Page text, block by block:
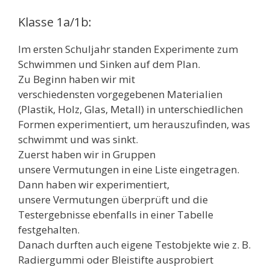
Klasse 1a/1b:
Im ersten Schuljahr standen Experimente zum
Schwimmen und Sinken auf dem Plan.
Zu Beginn haben wir mit
verschiedensten vorgegebenen Materialien
(Plastik, Holz, Glas, Metall) in unterschiedlichen
Formen experimentiert, um herauszufinden, was
schwimmt und was sinkt.
Zuerst haben wir in Gruppen
unsere Vermutungen in eine Liste eingetragen.
Dann haben wir experimentiert,
unsere Vermutungen überprüft und die
Testergebnisse ebenfalls in einer Tabelle
festgehalten.
Danach durften auch eigene Testobjekte wie z. B.
Radiergummi oder Bleistifte ausprobiert